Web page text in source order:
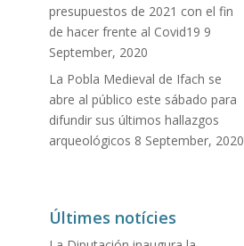
presupuestos de 2021 con el fin
de hacer frente al Covid19 9
September, 2020
La Pobla Medieval de Ifach se
abre al público este sábado para
difundir sus últimos hallazgos
arqueológicos 8 September, 2020
Últimes notícies